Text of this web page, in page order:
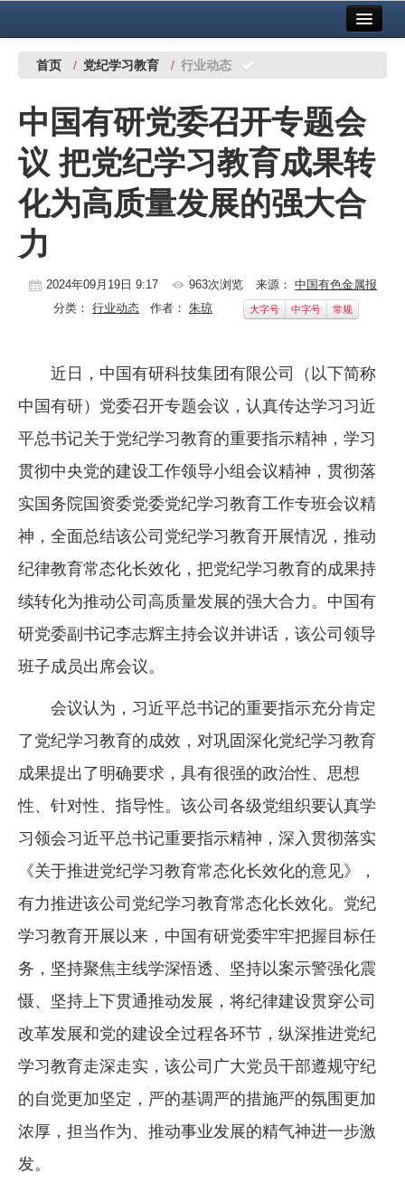
中国有色金属报社主办 广告服务
铜镍铅锌
铝
稀有稀土
有色市场
科技
企业文化
《资源再生》杂志
行情报价
数字报
首页 / 党纪学习教育 / 行业动态
中国有研党委召开专题会
议 把党纪学习教育成果转
化为高质量发展的强大合
力
2024年09月19日 9:17 963次浏览 来源： 中国有色金属报
分类： 行业动态 作者： 朱琼 大字号 中字号 常规
近日，中国有研科技集团有限公司（以下简称
中国有研）党委召开专题会议，认真传达学习习近
平总书记关于党纪学习教育的重要指示精神，学习
贯彻中央党的建设工作领导小组会议精神，贯彻落
实国务院国资委党委党纪学习教育工作专班会议精
神，全面总结该公司党纪学习教育开展情况，推动
纪律教育常态化长效化，把党纪学习教育的成果持
续转化为推动公司高质量发展的强大合力。中国有
研党委副书记李志辉主持会议并讲话，该公司领导
班子成员出席会议。
会议认为，习近平总书记的重要指示充分肯定
了党纪学习教育的成效，对巩固深化党纪学习教育
成果提出了明确要求，具有很强的政治性、思想
性、针对性、指导性。该公司各级党组织要认真学
习领会习近平总书记重要指示精神，深入贯彻落实
《关于推进党纪学习教育常态化长效化的意见》，
有力推进该公司党纪学习教育常态化长效化。党纪
学习教育开展以来，中国有研党委牢牢把握目标任
务，坚持聚焦主线学深悟透、坚持以案示警强化震
慑、坚持上下贯通推动发展，将纪律建设贯穿公司
改革发展和党的建设全过程各环节，纵深推进党纪
学习教育走深走实，该公司广大党员干部遵规守纪
的自觉更加坚定，严的基调严的措施严的氛围更加
浓厚，担当作为、推动事业发展的精气神进一步激
发。